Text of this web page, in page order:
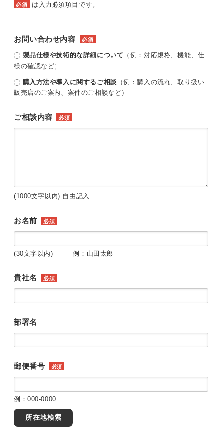
必須 は入力必須項目です。
お問い合わせ内容 必須
製品仕様や技術的な詳細について （例：対応規格、機能、仕
様の確認など）
購入方法や導入に関するご相談 （例：購入の流れ、取り扱い
販売店のご案内、案件のご相談など）
ご相談内容 必須
(1000文字以内) 自由記入
お名前 必須
(30文字以内) 例：山田太郎
貴社名 必須
部署名
郵便番号 必須
例：000-0000
所在地検索